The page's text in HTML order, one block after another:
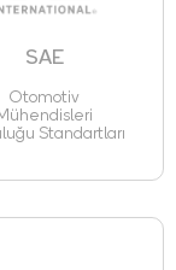
SAE
Otomotiv
Standartları